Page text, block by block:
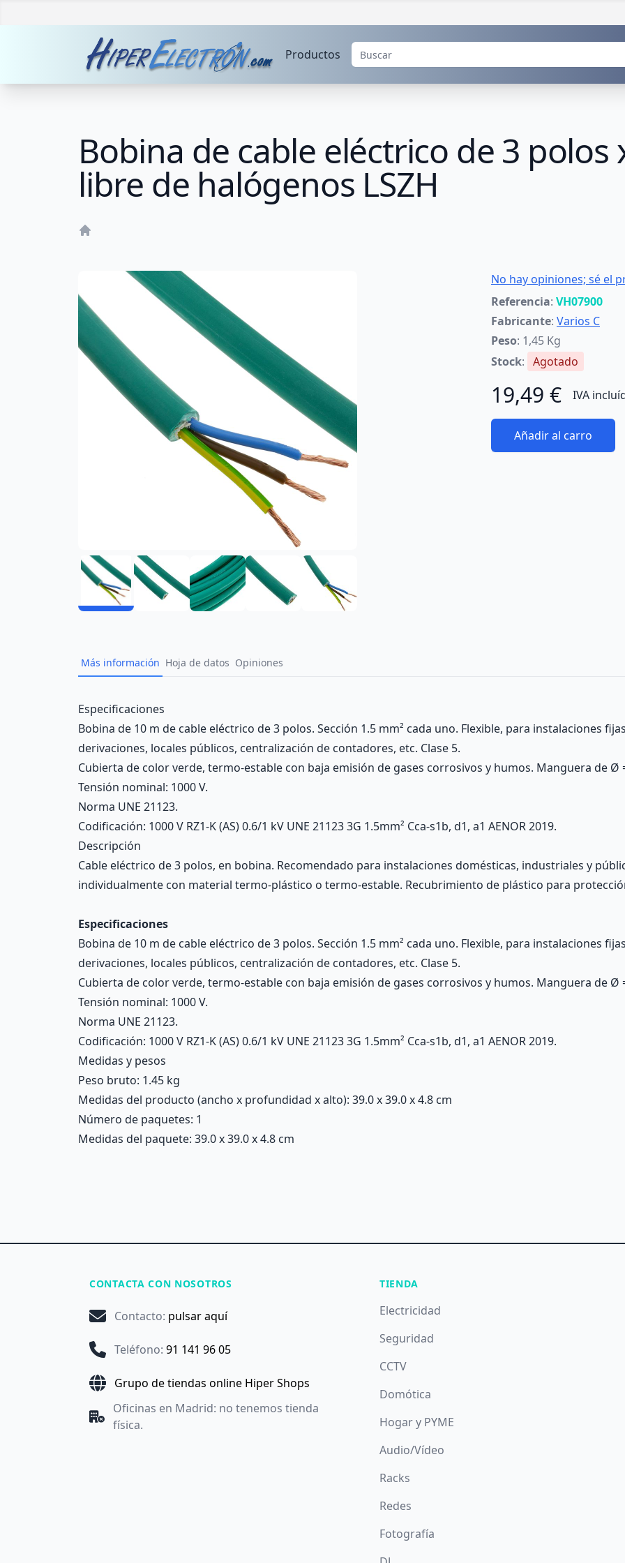
Productos
Bobina de cable eléctrico de 3 polos
libre de halógenos LSZH
No hay opiniones; sé el
Referencia: VH07900
Fabricante: Varios C
Peso: 1,45 Kg
Stock: Agotado
19,49 € IVA
Añadir al carro
Más información Hoja de datos Opiniones
Description
Especificaciones
Bobina de 10 m de cable eléctrico de 3 polos. Sección 1.5 mm² cada uno. Flexible, para instalaciones
derivaciones, locales públicos, centralización de contadores, etc. Clase 5.
Cubierta de color verde, termo-estable con baja emisión de gases corrosivos y humos. Manguera de Ø
Tensión nominal: 1000 V.
Norma UNE 21123.
Codificación: 1000 V RZ1-K (AS) 0.6/1 kV UNE 21123 3G 1.5mm² Cca-s1b, d1, a1 AENOR 2019.
Descripción
Cable eléctrico de 3 polos, en bobina. Recomendado para instalaciones domésticas, industriales y
individualmente con material termo-plástico o termo-estable. Recubrimiento de plástico para
Especificaciones
Bobina de 10 m de cable eléctrico de 3 polos. Sección 1.5 mm² cada uno. Flexible, para instalaciones
derivaciones, locales públicos, centralización de contadores, etc. Clase 5.
Cubierta de color verde, termo-estable con baja emisión de gases corrosivos y humos. Manguera de Ø
Tensión nominal: 1000 V.
Norma UNE 21123.
Codificación: 1000 V RZ1-K (AS) 0.6/1 kV UNE 21123 3G 1.5mm² Cca-s1b, d1, a1 AENOR 2019.
Medidas y pesos
Peso bruto: 1.45 kg
Medidas del producto (ancho x profundidad x alto): 39.0 x 39.0 x 4.8 cm
Número de paquetes: 1
Medidas del paquete: 39.0 x 39.0 x 4.8 cm
CONTACTA CON NOSOTROS
Contacto: pulsar aquí
Teléfono: 91 141 96 05
Grupo de tiendas online Hiper Shops
Oficinas en Madrid: no tenemos tienda
física.
TIENDA
Electricidad
Seguridad
CCTV
Domótica
Hogar y PYME
Audio/Vídeo
Racks
Redes
Fotografía